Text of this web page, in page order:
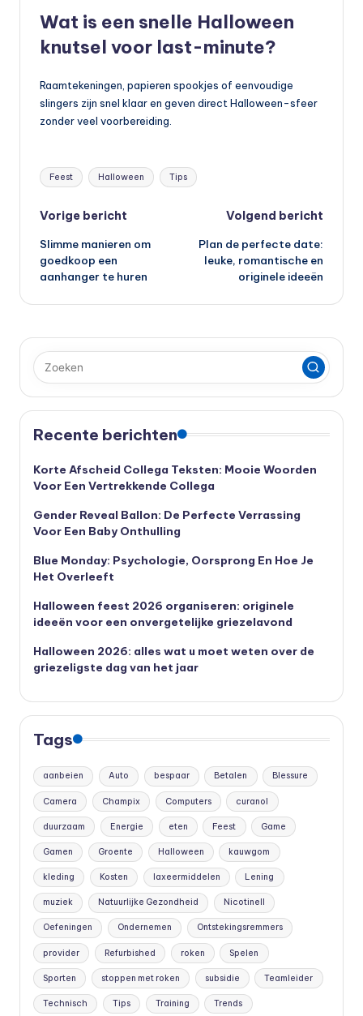
Wat is een snelle Halloween
knutsel voor last-minute?
Raamtekeningen, papieren spookjes of eenvoudige
slingers zijn snel klaar en geven direct Halloween-sfeer
zonder veel voorbereiding.
Tags:
Feest Halloween Tips
Bericht
navigatie
Vorige bericht
Slimme manieren om
goedkoop een
aanhanger te huren
Volgend bericht
Plan de perfecte date:
leuke, romantische en
originele ideeën
Recente berichten
Korte Afscheid Collega Teksten: Mooie Woorden
Voor Een Vertrekkende Collega
Gender Reveal Ballon: De Perfecte Verrassing
Voor Een Baby Onthulling
Blue Monday: Psychologie, Oorsprong En Hoe Je
Het Overleeft
Halloween feest 2026 organiseren: originele
ideeën voor een onvergetelijke griezelavond
Halloween 2026: alles wat u moet weten over de
griezeligste dag van het jaar
Tags
aanbeien Auto bespaar Betalen Blessure
Camera Champix Computers curanol
duurzaam Energie eten Feest Game
Gamen Groente Halloween kauwgom
kleding Kosten laxeermiddelen Lening
muziek Natuurlijke Gezondheid Nicotinell
Oefeningen Ondernemen Ontstekingsremmers
provider Refurbished roken Spelen
Sporten stoppen met roken subsidie Teamleider
Technisch Tips Training Trends